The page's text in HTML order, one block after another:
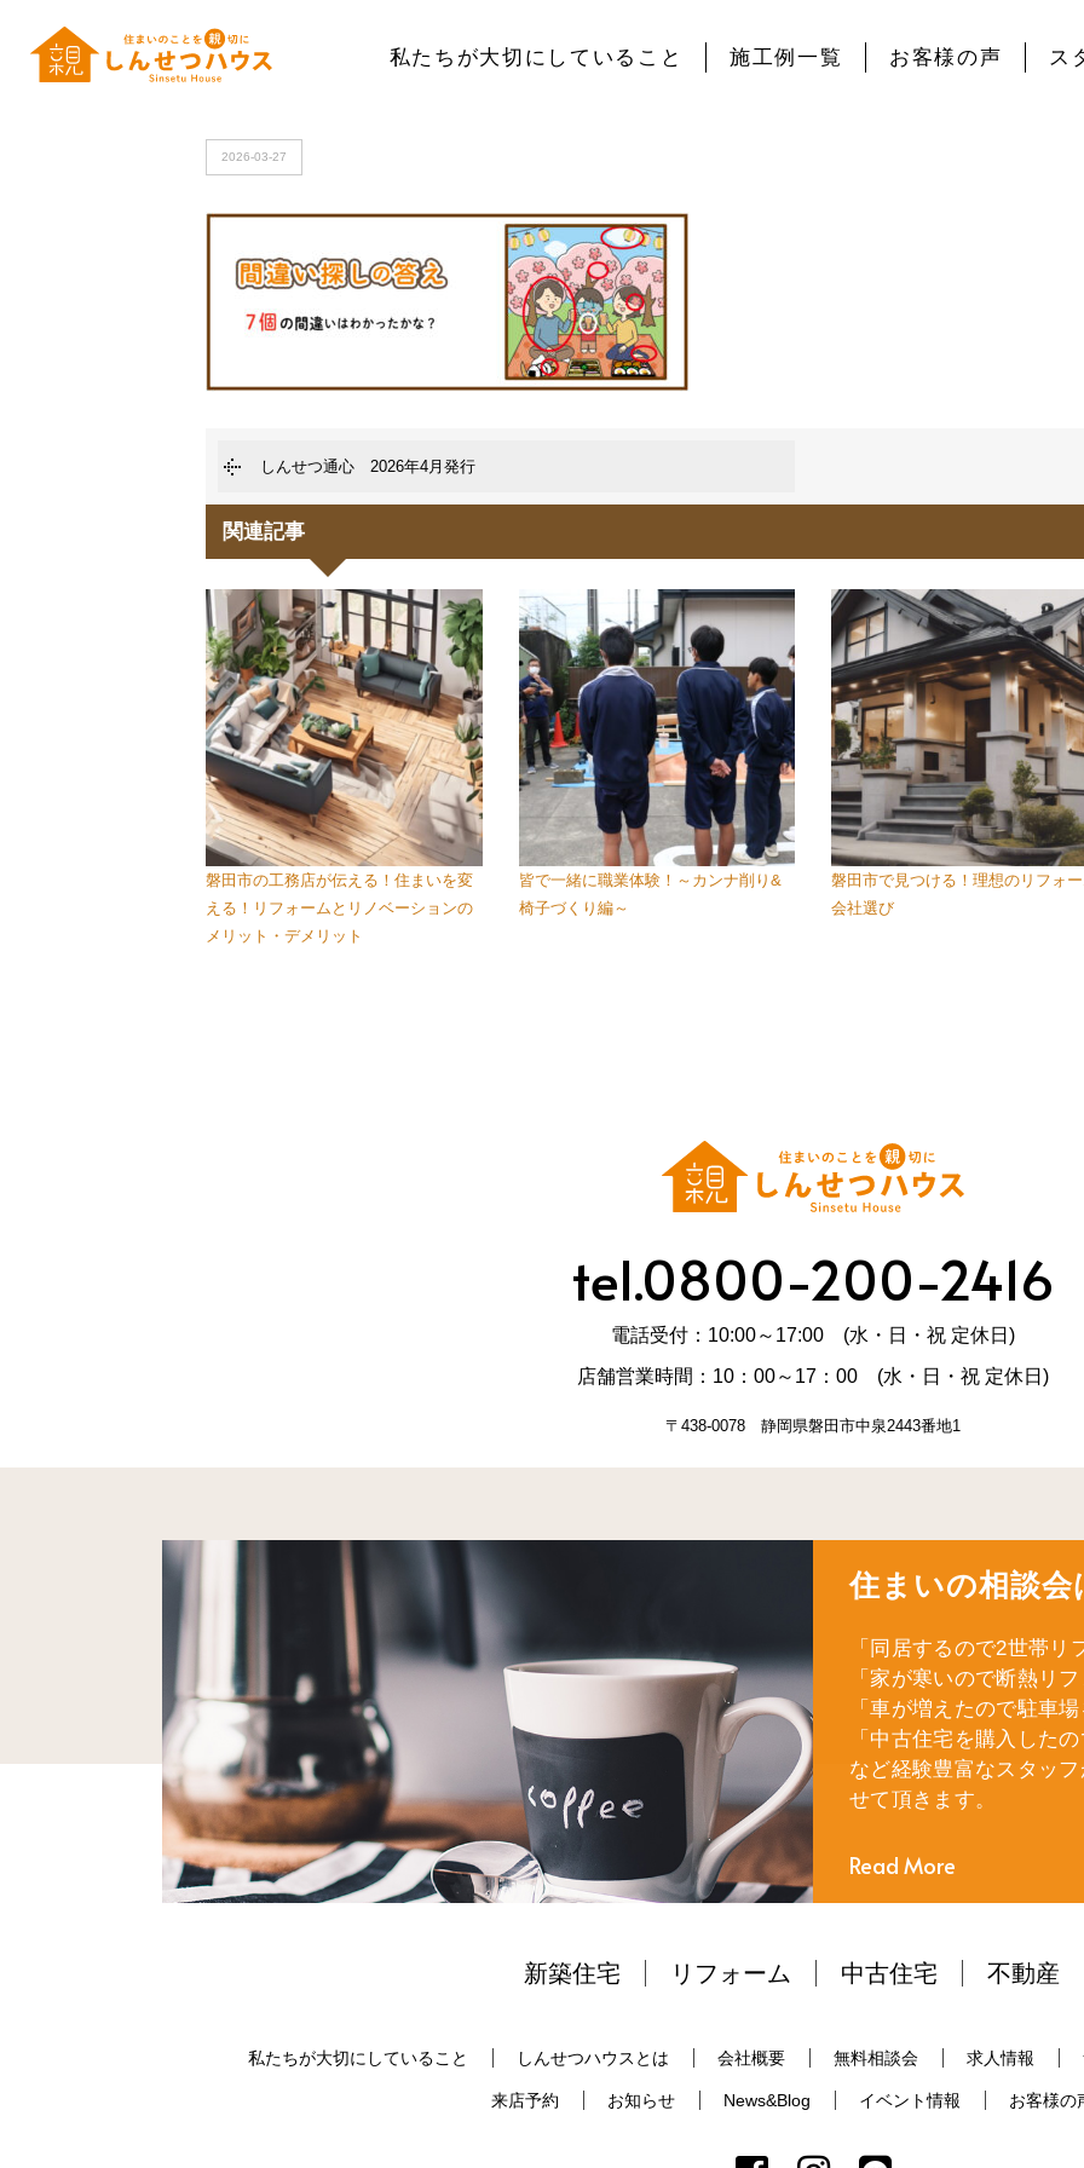
私たちが大切にしていること 施工例一覧 お客様の声 ス
HOME >kotae
2026-03-27
しんせつ通心 2026年4月発行
関連記事
磐田市の工務店が伝える！住まいを変
える！リフォームとリノベーションの
メリット・デメリット
皆で一緒に職業体験！～カンナ削り&
椅子づくり編～
磐田市で見つける！理想のリフォ
会社選び
tel.0800-200-2416
電話受付：10:00～17:00 (水・日・祝 定休日)
店舗営業時間：10：00～17：00 (水・日・祝 定休日)
〒438-0078 静岡県磐田市中泉2443番地1
住まいの相談会
「同居するので2世帯リ
「家が寒いので断熱リ
「車が増えたので駐車
「中古住宅を購入した
など経験豊富なスタッ
せて頂きます。
Read More
新築住宅 リフォーム 中古住宅 不動産
私たちが大切にしていること しんせつハウスとは 会社概要 無料相談会 求人情報
来店予約 お知らせ News&Blog イベント情報 お客様の